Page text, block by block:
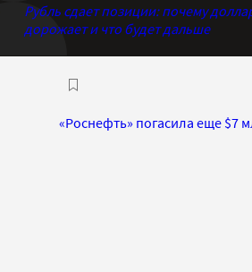
Рубль сдает позиции: почему
дорожает и что будет дальше
«Роснефть» погасила еще $7